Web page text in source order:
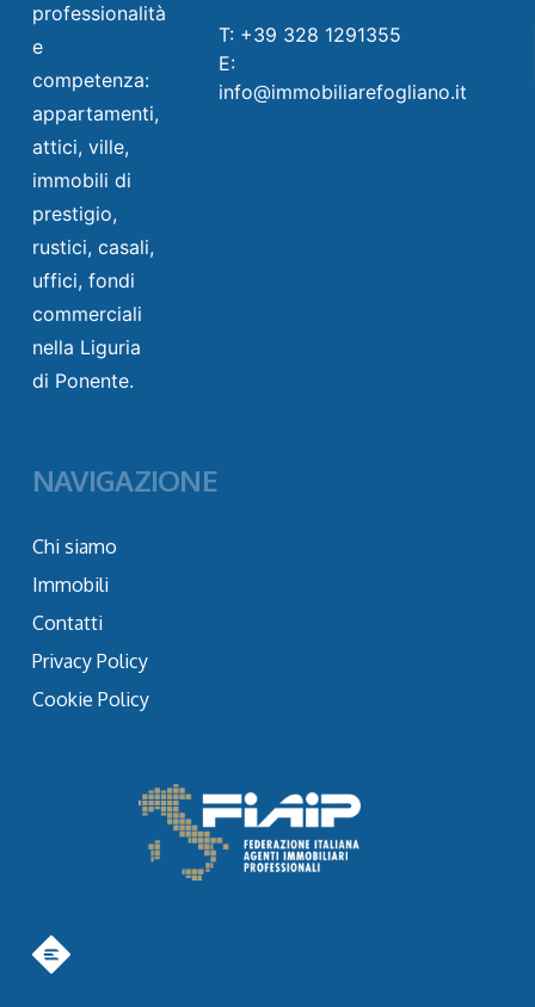
professionalità
e
competenza:
appartamenti,
attici, ville,
immobili di
prestigio,
rustici, casali,
uffici, fondi
commerciali
nella Liguria
di Ponente.
T: +39 328 1291355
E:
info@immobiliarefogliano.it
NAVIGAZIONE
Chi siamo
Immobili
Contatti
Privacy Policy
Cookie Policy